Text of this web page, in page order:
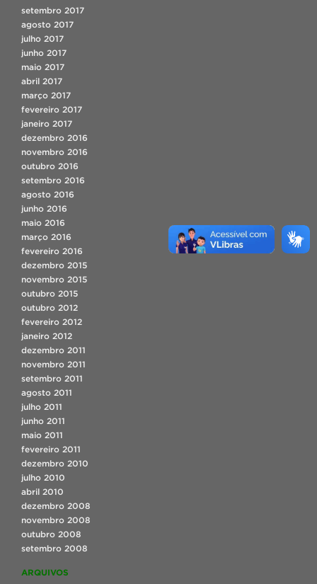
setembro 2017
agosto 2017
julho 2017
junho 2017
maio 2017
abril 2017
março 2017
fevereiro 2017
janeiro 2017
dezembro 2016
novembro 2016
outubro 2016
setembro 2016
agosto 2016
junho 2016
maio 2016
março 2016
fevereiro 2016
dezembro 2015
novembro 2015
outubro 2015
outubro 2012
fevereiro 2012
janeiro 2012
dezembro 2011
novembro 2011
setembro 2011
agosto 2011
julho 2011
junho 2011
maio 2011
fevereiro 2011
dezembro 2010
julho 2010
abril 2010
dezembro 2008
novembro 2008
outubro 2008
setembro 2008
ARQUIVOS